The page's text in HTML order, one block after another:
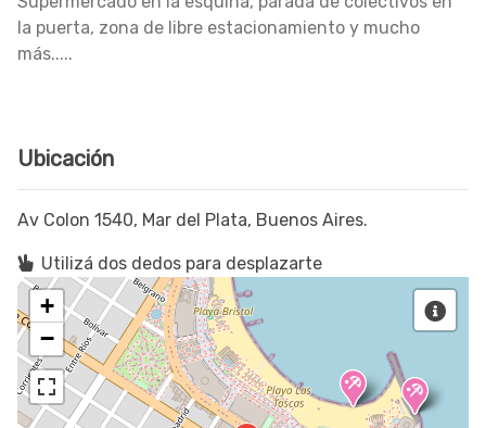
la puerta, zona de libre estacionamiento y mucho
más.....
Ubicación
Av Colon 1540, Mar del Plata, Buenos Aires.
Utilizá dos dedos para desplazarte
+
−